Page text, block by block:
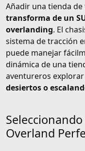
Añadir una tienda
transforma de un
overlanding. El
sistema de tracción
puede manejar
dinámica de una
aventureros
desiertos o
Seleccionando
Overland